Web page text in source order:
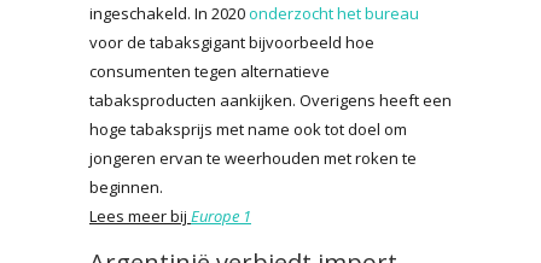
ingeschakeld. In 2020onderzocht het bureau
voor de tabaksgigant bijvoorbeeld hoe
consumenten tegen alternatieve
tabaksproducten aankijken. Overigens heeft een
hoge tabaksprijs met name ook tot doel om
jongeren ervan te weerhouden met roken te
beginnen.
Lees meer bij Europe 1